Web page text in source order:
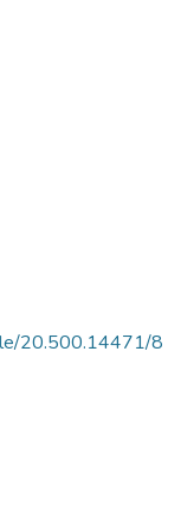
20.500.14471/8